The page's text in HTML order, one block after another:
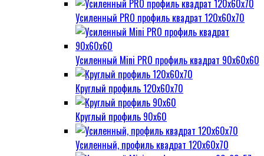
Усиленный PRO профиль квадрат 120х60х70
Усиленный Mini PRO профиль квадрат 90х60х60
Круглый профиль 120х60х70
Круглый профиль 90х60
Усиленный, профиль квадрат 120х60х70